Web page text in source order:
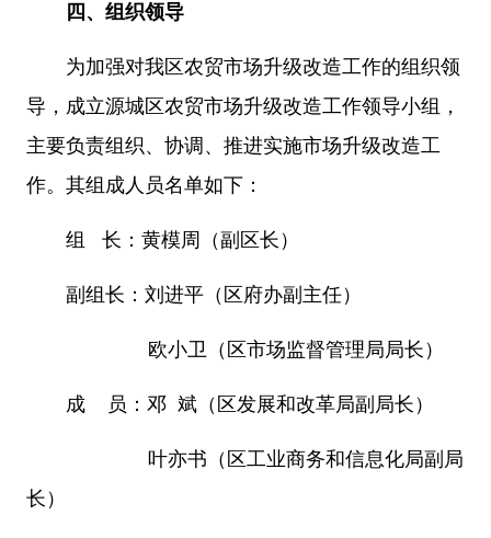
四、组织领导
为加强对我区农贸市场升级改造工作的组织领
导，成立源城区农贸市场升级改造工作领导小组，
主要负责组织、协调、推进实施市场升级改造工
作。其组成人员名单如下：
组 长：黄模周（副区长）
副组长：刘进平（区府办副主任）
欧小卫（区市场监督管理局局长）
成 员：邓 斌（区发展和改革局副局长）
叶亦书（区工业商务和信息化局副局
长）